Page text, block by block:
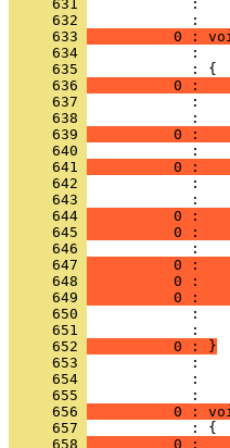
     631
            :
     632
     633
0 :
     634
     635
     636
0 :
     637
     638
     639
0 :
     640
     641
0 :
     642
     643
     644
0 :
     645
0 :
     646
     647
0 :
     648
0 :
     649
0 :
     650
     651
     652
          0 : }
     653
     654
            :
     655
     656
0 :
     657
     658
0 :